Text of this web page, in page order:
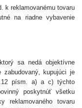
k reklamovanému tovaru
na riadne vybavenie
sa nedá objektívne
zabudovaný, kupujúci je
písm. a) a c) týchto
poskytnúť všetku
reklamovaného tovaru